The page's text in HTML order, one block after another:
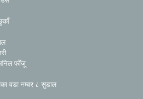
फोँजू
वडा नम्वर ८ सुडाल